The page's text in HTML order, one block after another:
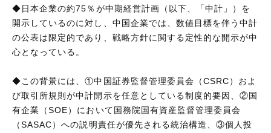
◆日本企業の約75％が中期経営計画（以下、「中計」）を
開示しているのに対し、中国企業では、数値目標を伴う中計
の公表は限定的であり、戦略方針に関する定性的な開示が中
心となっている。
◆この背景には、①中国証券監督管理委員会（CSRC）およ
び取引所規則が中計開示を任意としている制度的要因、②国
有企業（SOE）において国務院国有資産監督管理委員会
（SASAC）への説明責任が優先される統治構造、③個人投